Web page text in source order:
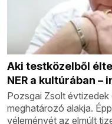
Aki testközelből
NER a kultúrában –
Pozsgai Zsolt évtizedek
meghatározó alakja.
véleményét az elmúlt